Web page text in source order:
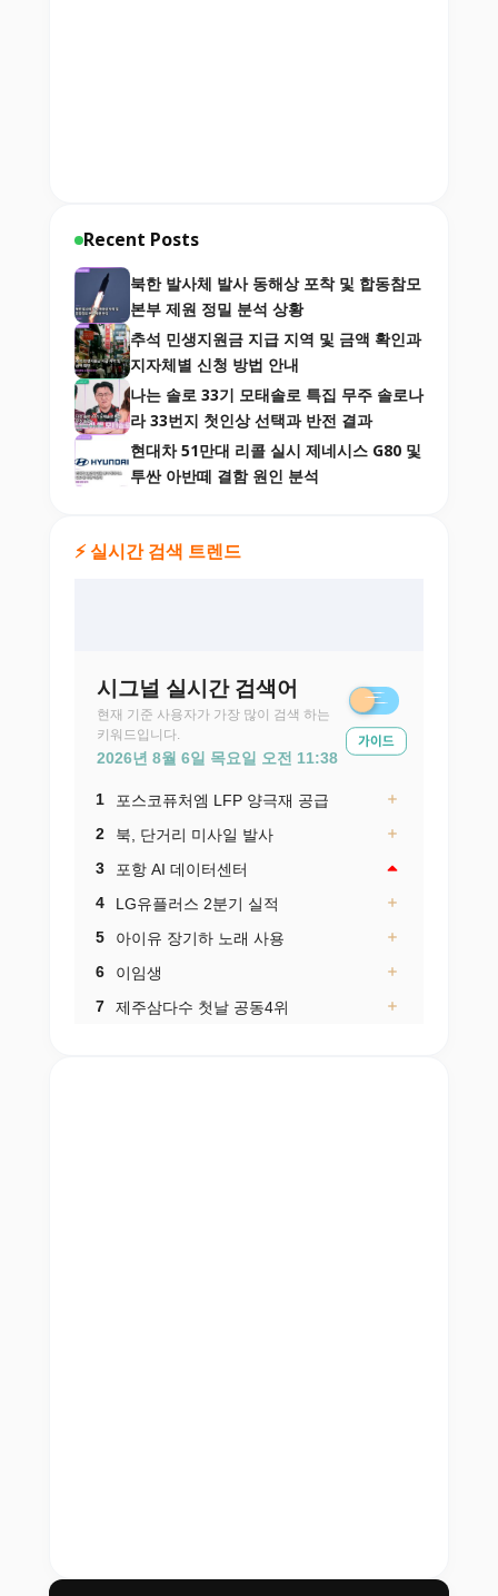
Recent Posts
북한 발사체 발사 동해상 포착 및 합동참모
본부 제원 정밀 분석 상황
추석 민생지원금 지급 지역 및 금액 확인과
지자체별 신청 방법 안내
나는 솔로 33기 모태솔로 특집 무주 솔로나
라 33번지 첫인상 선택과 반전 결과
현대차 51만대 리콜 실시 제네시스 G80 및
투싼 아반떼 결함 원인 분석
⚡ 실시간 검색 트렌드